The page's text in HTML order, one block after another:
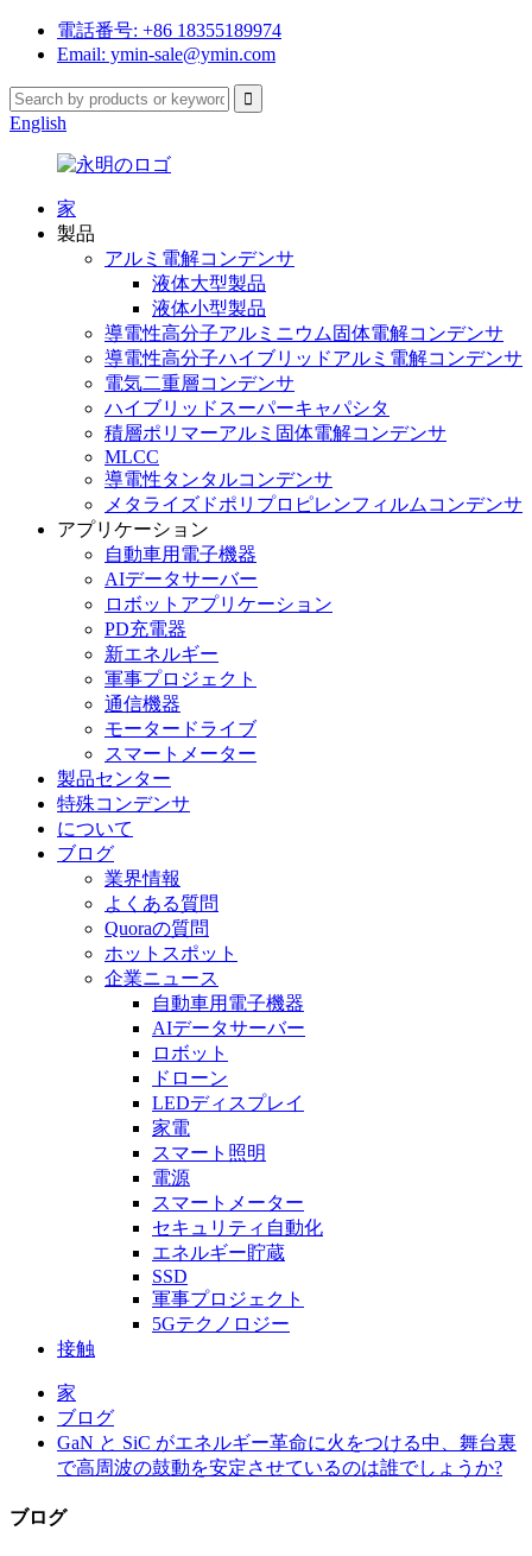
電話番号: +86 18355189974
Email: ymin-sale@ymin.com
English
家
製品
アルミ電解コンデンサ
液体大型製品
液体小型製品
導電性高分子アルミニウム固体電解コンデンサ
導電性高分子ハイブリッドアルミ電解コンデンサ
電気二重層コンデンサ
ハイブリッドスーパーキャパシタ
積層ポリマーアルミ固体電解コンデンサ
MLCC
導電性タンタルコンデンサ
メタライズドポリプロピレンフィルムコンデンサ
アプリケーション
自動車用電子機器
AIデータサーバー
ロボットアプリケーション
PD充電器
新エネルギー
軍事プロジェクト
通信機器
モータードライブ
スマートメーター
製品センター
特殊コンデンサ
について
ブログ
業界情報
よくある質問
Quoraの質問
ホットスポット
企業ニュース
自動車用電子機器
AIデータサーバー
ロボット
ドローン
LEDディスプレイ
家電
スマート照明
電源
スマートメーター
セキュリティ自動化
エネルギー貯蔵
SSD
軍事プロジェクト
5Gテクノロジー
接触
家
ブログ
GaN と SiC がエネルギー革命に火をつける中、舞台裏
で高周波の鼓動を安定させているのは誰でしょうか?
ブログ